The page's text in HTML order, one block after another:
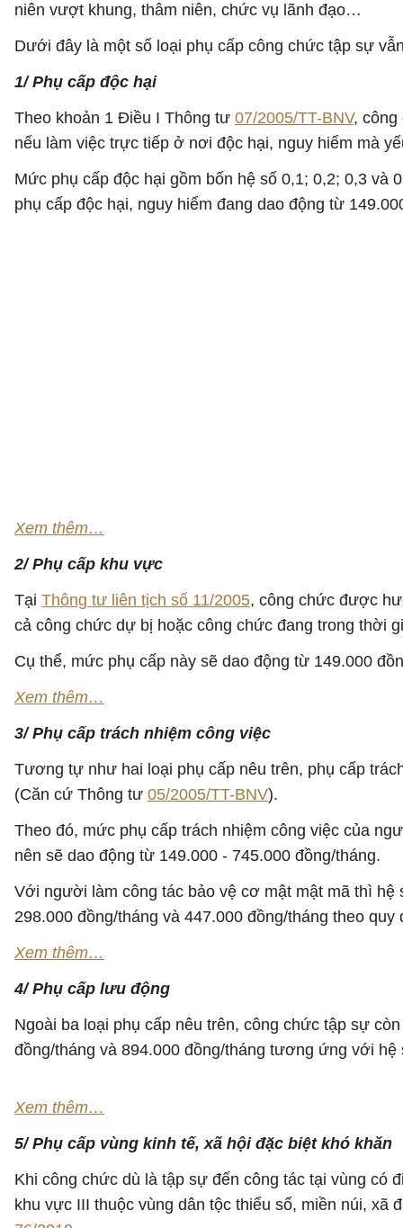
niên vượt khung, thâm niên, chức vụ lãnh đạo…
Dưới đây là một số loại phụ cấp công chức tập sự
1/ Phụ cấp độc hại
Theo khoản 1 Điều I Thông tư 07/2005/TT-BNV, công
nếu làm việc trực tiếp ở nơi độc hại, nguy hiểm mà
Mức phụ cấp độc hại gồm bốn hệ số 0,1; 0,2; 0,3
phụ cấp độc hại, nguy hiểm đang dao động từ
Xem thêm…
2/ Phụ cấp khu vực
Tại Thông tư liên tịch số 11/2005, công chức được
cả công chức dự bị hoặc công chức đang trong thời
Cụ thể, mức phụ cấp này sẽ dao động từ 149.000
Xem thêm…
3/ Phụ cấp trách nhiệm công việc
Tương tự như hai loại phụ cấp nêu trên, phụ cấp
(Căn cứ Thông tư 05/2005/TT-BNV).
Theo đó, mức phụ cấp trách nhiệm công việc của
nên sẽ dao động từ 149.000 - 745.000 đồng/tháng.
Với người làm công tác bảo vệ cơ mật mật mã thì
298.000 đồng/tháng và 447.000 đồng/tháng theo
Xem thêm…
4/ Phụ cấp lưu động
Ngoài ba loại phụ cấp nêu trên, công chức tập sự
đồng/tháng và 894.000 đồng/tháng tương ứng với
Xem thêm…
5/ Phụ cấp vùng kinh tế, xã hội đặc biệt khó khăn
Khi công chức dù là tập sự đến công tác tại vùng có
khu vực III thuộc vùng dân tộc thiểu số, miền núi,